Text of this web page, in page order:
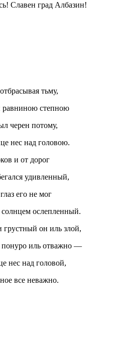
Славен град Албазин!
тьму,
равниною степною
черен потому,
нес над головою.
и от дорог
удивленный,
его не мог
солнцем ослепленный.
он иль злой,
понуро иль отважно —
нес над головой,
все неважно.